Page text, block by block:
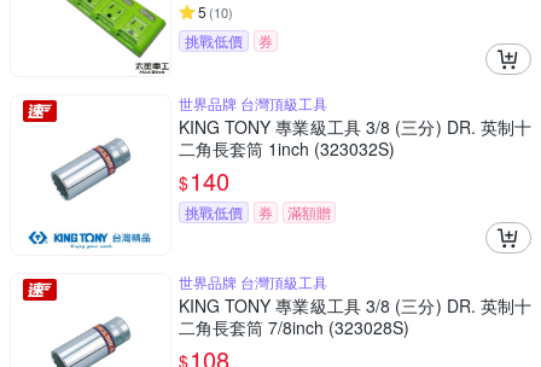
5 (10)
挑戰低價 券
世界品牌 台灣頂級工具
KING TONY 專業級工具 3/8 (三分) DR. 英制十
二角長套筒 1inch (323032S)
$140
挑戰低價 券 滿額贈
世界品牌 台灣頂級工具
KING TONY 專業級工具 3/8 (三分) DR. 英制十
二角長套筒 7/8inch (323028S)
$108